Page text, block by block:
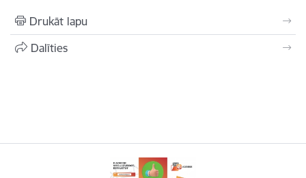
Drukāt lapu
Dalīties